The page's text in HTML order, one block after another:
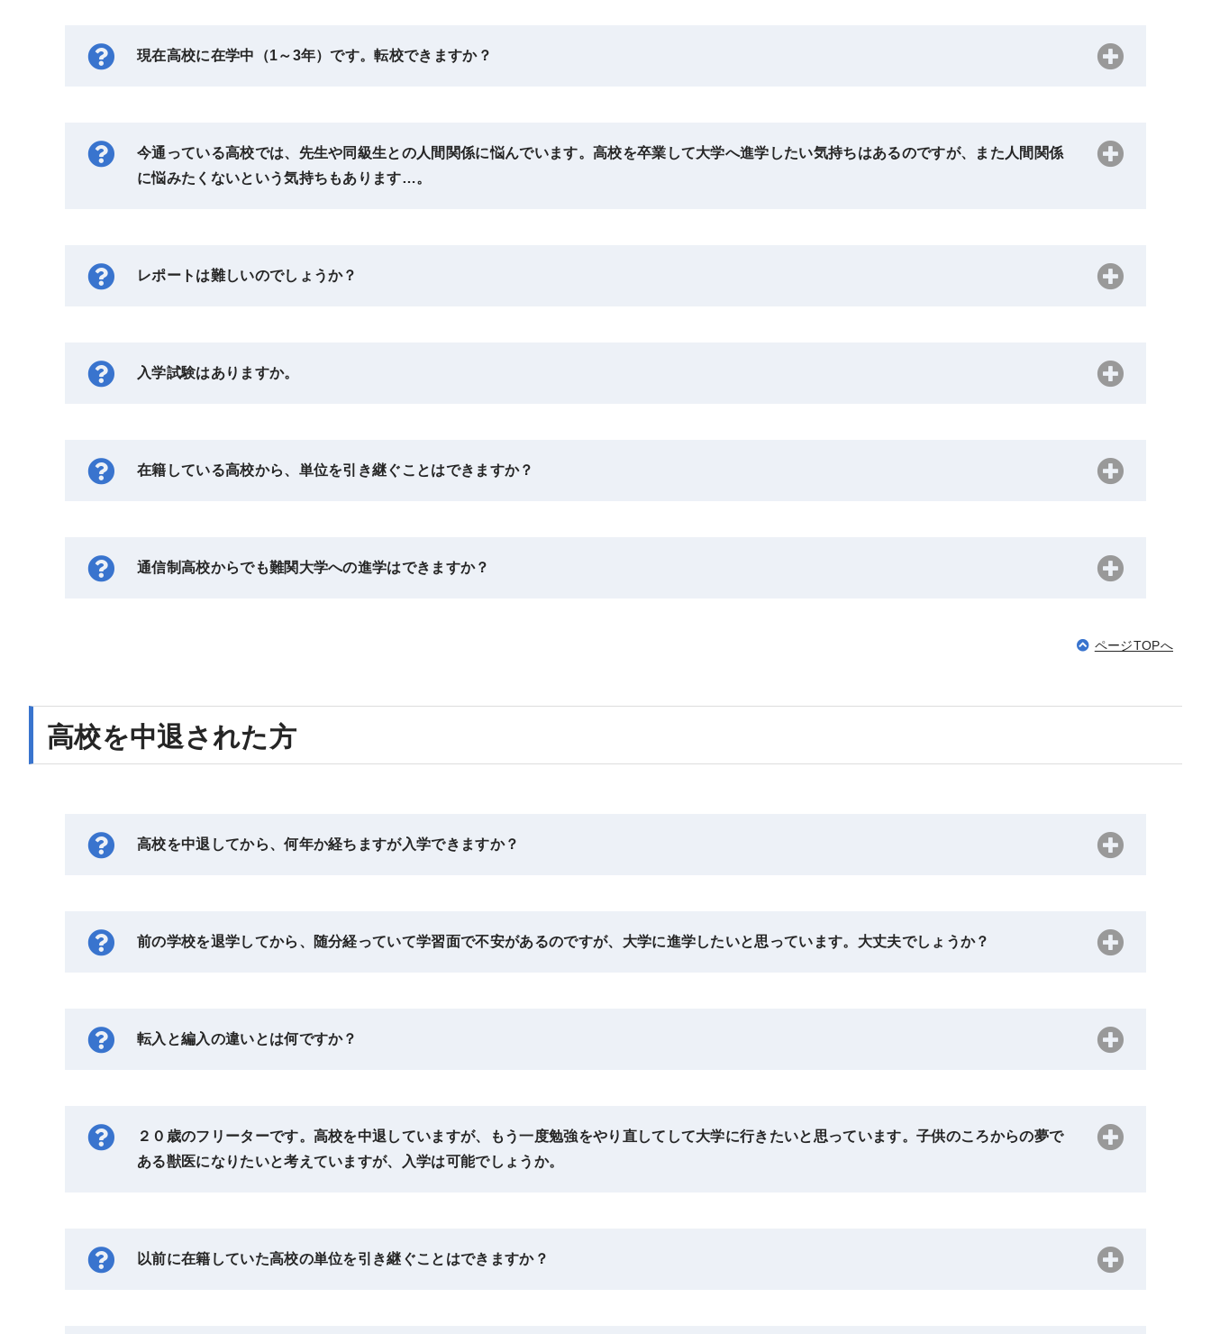
現在高校に在学中（1～3年）です。転校できますか？
今通っている高校では、先生や同級生との人間関係に悩んでいます。高校を卒業して大学へ進学したい気持ちはあるのですが、また人間関係
に悩みたくないという気持ちもあります…。
レポートは難しいのでしょうか？
入学試験はありますか。
在籍している高校から、単位を引き継ぐことはできますか？
通信制高校からでも難関大学への進学はできますか？
ページTOPへ
高校を中退された方
高校を中退してから、何年か経ちますが入学できますか？
前の学校を退学してから、随分経っていて学習面で不安があるのですが、大学に進学したいと思っています。大丈夫でしょうか？
転入と編入の違いとは何ですか？
２０歳のフリーターです。高校を中退していますが、もう一度勉強をやり直してして大学に行きたいと思っています。子供のころからの夢で
ある獣医になりたいと考えていますが、入学は可能でしょうか。
以前に在籍していた高校の単位を引き継ぐことはできますか？